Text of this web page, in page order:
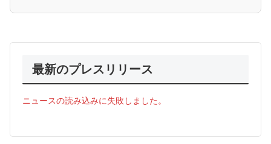
最新のプレスリリース
ニュースの読み込みに失敗しました。